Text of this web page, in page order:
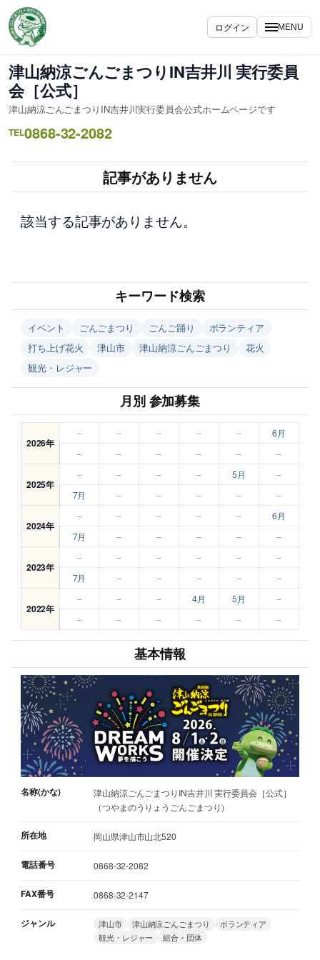
容
を
ス
キ
ッ
プ
ログイン MENU
津山納涼ごんごまつりIN吉井川 実行委員
会［公式］
津山納涼ごんごまつりIN吉井川実行委員会公式ホームページです
TEL0868-32-2082
記事がありません
該当する記事がありません。
キーワード検索
イベント ごんごまつり ごんご踊り
ボランティア
打ち上げ花火
津山市 津山納涼ごんごまつり
花火
観光・レジャー
月別 参加募集
2026年
– – – – –
6月
–
– – – – –
2025年
– – – – 5月
–
7月
– – – – –
2024年
– – – – –
6月
7月
– – – – –
2023年
– – – – –
–
7月
– – – – –
2022年
– – – 4月 5月
–
–
– – – – –
基本情報
名称(かな)
津山納涼ごんごまつりIN吉井川 実行委員会［公式］
（つやまのうりょうごんごまつり）
所在地 岡山県津山市山北520
電話番号 0868-32-2082
FAX番号 0868-32-2147
ジャンル 津山市 津山納涼ごんごまつり
ボランティア
観光・レジャー
組合・団体